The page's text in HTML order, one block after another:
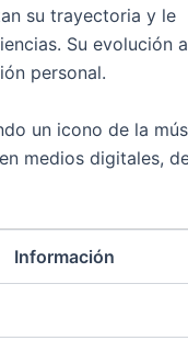
su trayectoria y le
Su
personal.
un icono de la
medios digitales,
Información